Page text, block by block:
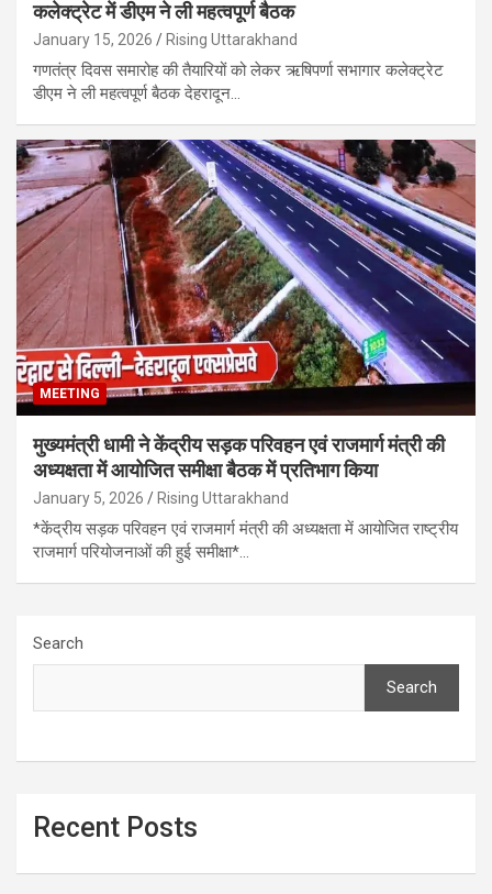
कलेक्ट्रेट में डीएम ने ली महत्वपूर्ण बैठक
January 15, 2026 Rising Uttarakhand
गणतंत्र दिवस समारोह की तैयारियों को लेकर ऋषिपर्णा सभागार कलेक्ट्रेट
डीएम ने ली महत्वपूर्ण बैठक देहरादून…
MEETING
मुख्यमंत्री धामी ने केंद्रीय सड़क परिवहन एवं राजमार्ग मंत्री की
अध्यक्षता में आयोजित समीक्षा बैठक में प्रतिभाग किया
January 5, 2026 Rising Uttarakhand
*केंद्रीय सड़क परिवहन एवं राजमार्ग मंत्री की अध्यक्षता में आयोजित राष्ट्रीय
राजमार्ग परियोजनाओं की हुई समीक्षा*…
Search
Search
Recent Posts